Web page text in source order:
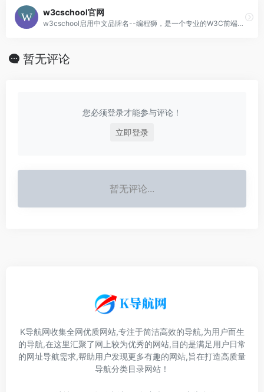
w3cschool官网
w3cschool启用中文品牌名--编程狮，是一个专业的W3C前端开发及编程入门学习平台，提供包括HTML,CSS,Javascript,jQuery,C,PH
暂无评论
您必须登录才能参与评论！
立即登录
暂无评论...
K导航网收集全网优质网站,专注于简洁高效的导航,为用户而生
的导航,在这里汇聚了网上较为优秀的网站,目的是满足用户日常
的网址导航需求,帮助用户发现更多有趣的网站,旨在打造高质量
导航分类目录网站！